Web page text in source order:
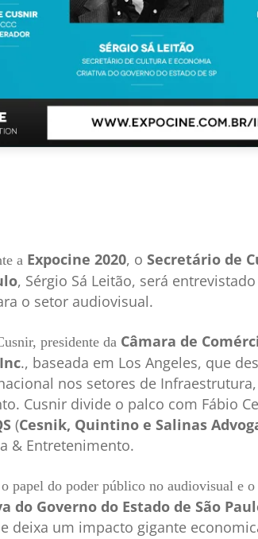
a Expocine 2020, o Secretário de
, Sérgio Sá Leitão, será
o setor audiovisual.
presidente da Câmara de
., baseada em Los Angeles, que
nos setores de
Cusnir divide o palco com Fábio
(Cesnik, Quintino e Salinas
& Entretenimento.
papel do poder público no audiovisual e o
do Governo do Estado de São
deixa um impacto gigante